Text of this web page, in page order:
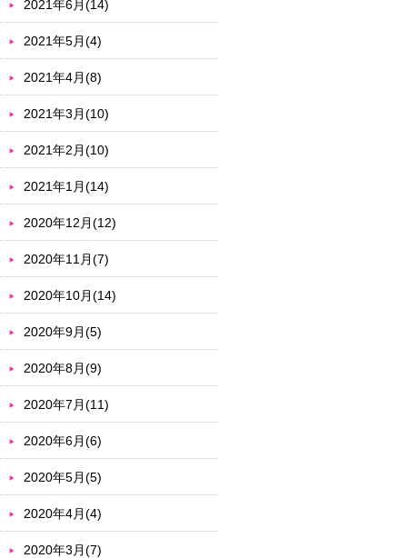
2021年6月(14)
2021年5月(4)
2021年4月(8)
2021年3月(10)
2021年2月(10)
2021年1月(14)
2020年12月(12)
2020年11月(7)
2020年10月(14)
2020年9月(5)
2020年8月(9)
2020年7月(11)
2020年6月(6)
2020年5月(5)
2020年4月(4)
2020年3月(7)